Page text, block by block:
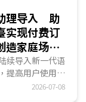
理导入 助
实现付费订
家庭场域
续导入新一代语
提高用户使用频
代语音助理语意
2026-07-08